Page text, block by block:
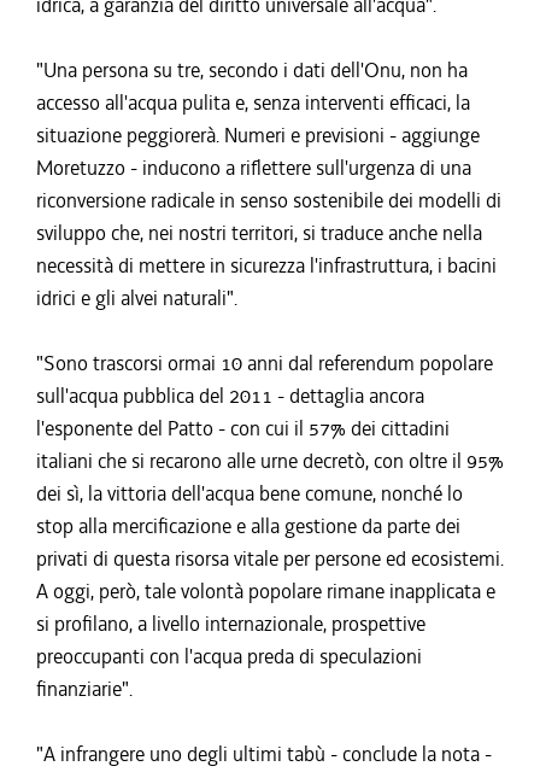
"Una persona su tre, secondo i dati dell'Onu, non ha
accesso all'acqua pulita e, senza interventi efficaci, la
situazione peggiorerà. Numeri e previsioni - aggiunge
Moretuzzo - inducono a riflettere sull'urgenza di una
riconversione radicale in senso sostenibile dei modelli di
sviluppo che, nei nostri territori, si traduce anche nella
necessità di mettere in sicurezza l'infrastruttura, i bacini
idrici e gli alvei naturali".
"Sono trascorsi ormai 10 anni dal referendum popolare
sull'acqua pubblica del 2011 - dettaglia ancora
l'esponente del Patto - con cui il 57% dei cittadini
italiani che si recarono alle urne decretò, con oltre il 95%
dei sì, la vittoria dell'acqua bene comune, nonché lo
stop alla mercificazione e alla gestione da parte dei
privati di questa risorsa vitale per persone ed ecosistemi.
A oggi, però, tale volontà popolare rimane inapplicata e
si profilano, a livello internazionale, prospettive
preoccupanti con l'acqua preda di speculazioni
finanziarie".
"A infrangere uno degli ultimi tabù - conclude la nota -